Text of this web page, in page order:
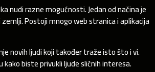
nudi razne mogućnosti. Jedan od načina je
Postoji mnogo web stranica i aplikacija
novih ljudi koji također traže isto što i vi.
biste privukli ljude sličnih interesa.